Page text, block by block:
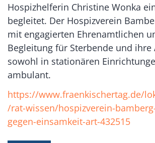
Hospizhelferin Christine Wonka
begleitet. Der Hospizverein
mit engagierten Ehrenamtlichen
Begleitung für Sterbende und ihre
sowohl in stationären
ambulant.
https://www.fraenkischertag.de/
/rat-wissen/hospizverein-
gegen-einsamkeit-art-432515